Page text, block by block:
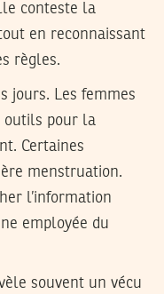
conteste la
en reconnaissant
règles.
jours. Les femmes
outils pour la
Certaines
menstruation.
l’information
employée du
souvent un vécu